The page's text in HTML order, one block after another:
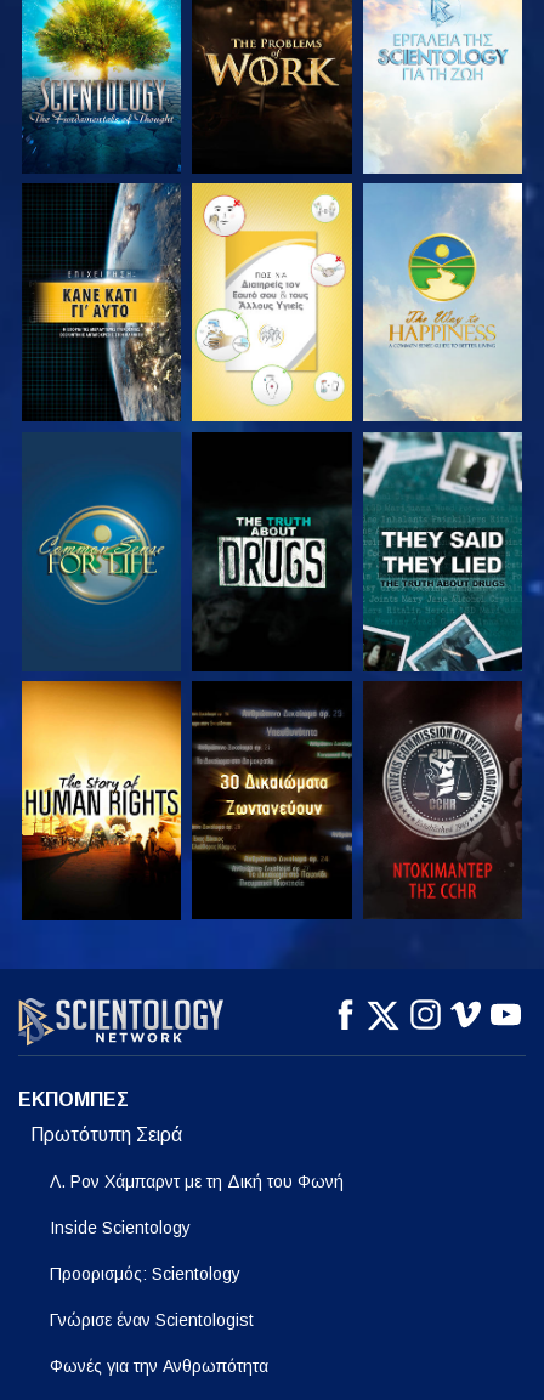
ΕΞΕΡΕΥΝΗΣΤΕ ΤΗ
ΣΕΙΡΑ
ΕΞΕΡΕΥΝΗΣΤΕ ΤΗ
ΣΕΙΡΑ
ΕΞΕΡΕΥΝΗΣΤΕ ΤΗ
ΣΕΙΡΑ
ΠΑΡΑΚΟΛΟΥΘΗΣΤΕ ΠΑΡΑΚΟΛΟΥΘΗΣΤΕ ΠΑΡΑΚΟΛΟΥΘΗΣΤΕ
ΠΑΡΑΚΟΛΟΥΘΗΣΤΕ ΠΑΡΑΚΟΛΟΥΘΗΣΤΕ ΠΑΡΑΚΟΛΟΥΘΗΣΤΕ
ΠΑΡΑΚΟΛΟΥΘΗΣΤΕ ΠΑΡΑΚΟΛΟΥΘΗΣΤΕ ΠΑΡΑΚΟΛΟΥΘΗΣΤΕ
ΠΑΡΑΚΟΛΟΥΘΗΣΤΕ ΠΑΡΑΚΟΛΟΥΘΗΣΤΕ
ΕΞΕΡΕΥΝΗΣΤΕ ΤΗ
ΣΕΙΡΑ
ΕΚΠΟΜΠΕΣ
Πρωτότυπη Σειρά
Λ. Ρον Χάμπαρντ με τη Δική του Φωνή
Inside Scientology
Προορισμός: Scientology
Γνώρισε έναν Scientologist
Φωνές για την Ανθρωπότητα